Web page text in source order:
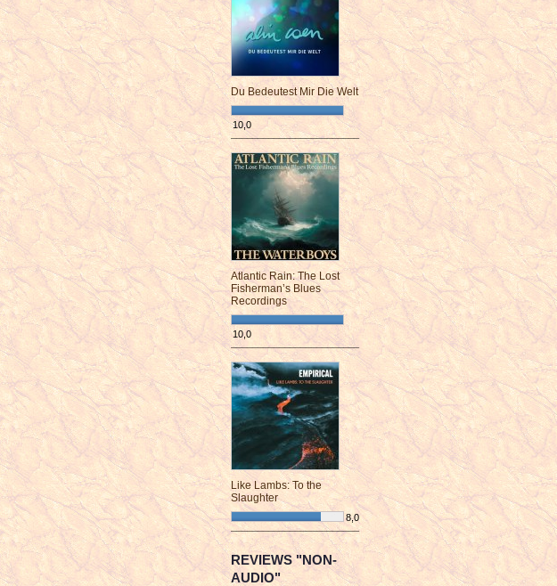
Du Bedeutest Mir Die Welt
10,0
¯¯¯¯¯¯¯¯¯¯¯¯¯¯¯¯¯¯¯¯¯¯¯¯
Atlantic Rain: The Lost
Fisherman’s Blues
Recordings
10,0
¯¯¯¯¯¯¯¯¯¯¯¯¯¯¯¯¯¯¯¯¯¯¯¯
Like Lambs: To the
Slaughter
8,0
¯¯¯¯¯¯¯¯¯¯¯¯¯¯¯¯¯¯¯¯¯¯¯¯
REVIEWS "NON-
AUDIO"